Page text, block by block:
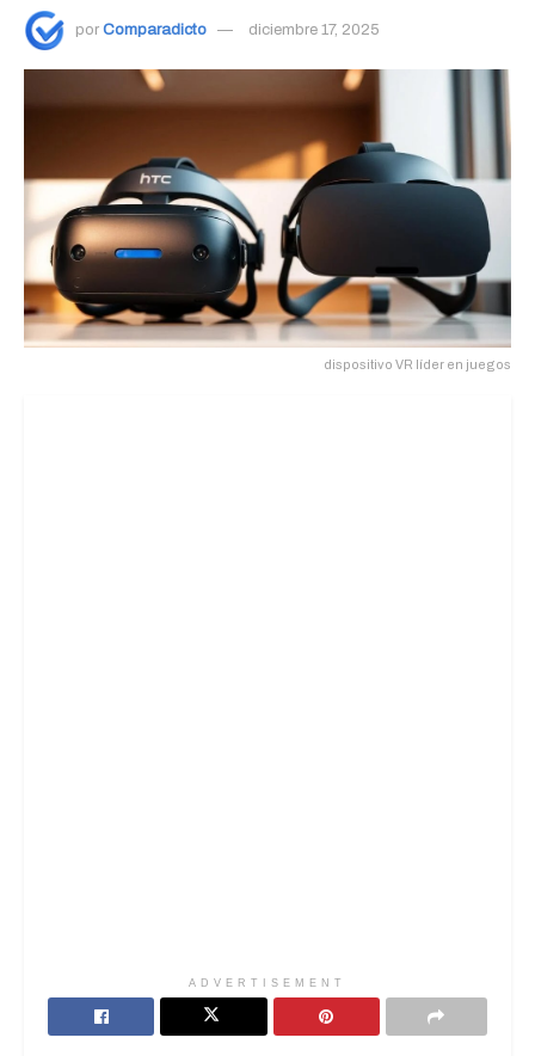
por Comparadicto diciembre 17, 2025
dispositivo VR líder en juegos
ADVERTISEMENT